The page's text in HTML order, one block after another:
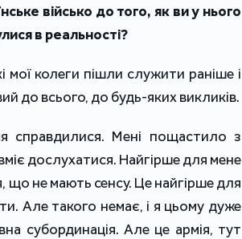
військо до того, як ви у нього
в реальності?
мої колеги пішли служити раніше і
до всього, до будь-яких викликів.
справдилися. Мені пощастило з
дослухатися. Найгірше для мене
що не мають сенсу. Це найгірше для
Але такого немає, і я цьому дуже
субординація. Але це армія, тут